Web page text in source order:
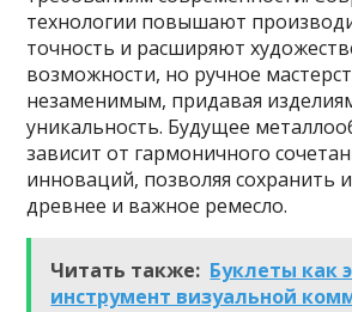
технологии повышают
точность и расширяют
возможности, но ручное
незаменимым, придавая
уникальность. Будущее
зависит от гармоничного
инноваций, позволяя сохранить
древнее и важное ремесло.
Читать также: Буклеты как
инструмент визуальной